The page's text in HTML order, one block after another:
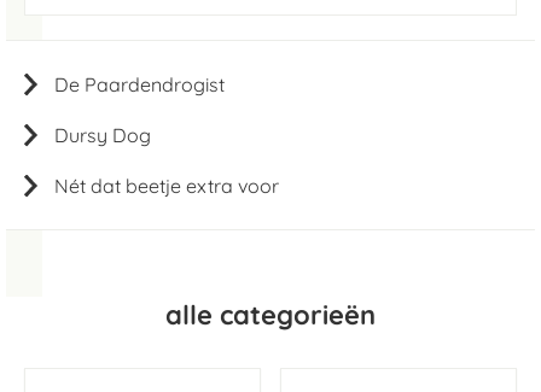
alle categorieën
De Paardendrogist
Dursy Dog
Nét dat beetje extra voor